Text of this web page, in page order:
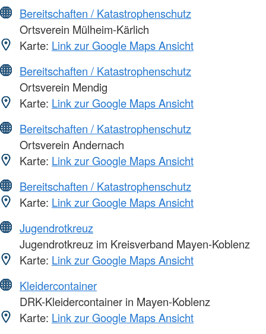
Bereitschaften / Katastrophenschutz
Ortsverein Mülheim-Kärlich
Karte: Link zur Google Maps Ansicht
Bereitschaften / Katastrophenschutz
Ortsverein Mendig
Karte: Link zur Google Maps Ansicht
Bereitschaften / Katastrophenschutz
Ortsverein Andernach
Karte: Link zur Google Maps Ansicht
Bereitschaften / Katastrophenschutz
Karte: Link zur Google Maps Ansicht
Jugendrotkreuz
Jugendrotkreuz im Kreisverband Mayen-Koblenz
Karte: Link zur Google Maps Ansicht
Kleidercontainer
DRK-Kleidercontainer in Mayen-Koblenz
Karte: Link zur Google Maps Ansicht